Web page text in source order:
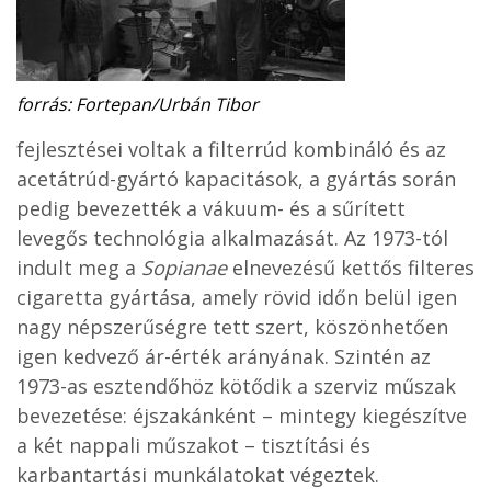
forrás: Fortepan/Urbán Tibor
fejlesztései voltak a filterrúd kombináló és az
acetátrúd-gyártó kapacitások, a gyártás során
pedig bevezették a vákuum- és a sűrített
levegős technológia alkalmazását. Az 1973-tól
indult meg a Sopianaeelnevezésű kettős filteres
cigaretta gyártása, amely rövid időn belül igen
nagy népszerűségre tett szert, köszönhetően
igen kedvező ár-érték arányának. Szintén az
1973-as esztendőhöz kötődik a szerviz műszak
bevezetése: éjszakánként – mintegy kiegészítve
a két nappali műszakot – tisztítási és
karbantartási munkálatokat végeztek.